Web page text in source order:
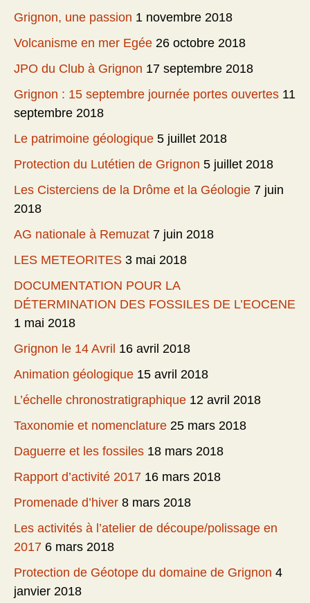
Grignon, une passion 1 novembre 2018
Volcanisme en mer Egée 26 octobre 2018
JPO du Club à Grignon 17 septembre 2018
Grignon : 15 septembre journée portes ouvertes 11
septembre 2018
Le patrimoine géologique 5 juillet 2018
Protection du Lutétien de Grignon 5 juillet 2018
Les Cisterciens de la Drôme et la Géologie 7 juin
2018
AG nationale à Remuzat 7 juin 2018
LES METEORITES 3 mai 2018
DOCUMENTATION POUR LA
DÉTERMINATION DES FOSSILES DE L’EOCENE
1 mai 2018
Grignon le 14 Avril 16 avril 2018
Animation géologique 15 avril 2018
L’échelle chronostratigraphique 12 avril 2018
Taxonomie et nomenclature 25 mars 2018
Daguerre et les fossiles 18 mars 2018
Rapport d’activité 2017 16 mars 2018
Promenade d’hiver 8 mars 2018
Les activités à l’atelier de découpe/polissage en
2017 6 mars 2018
Protection de Géotope du domaine de Grignon 4
janvier 2018